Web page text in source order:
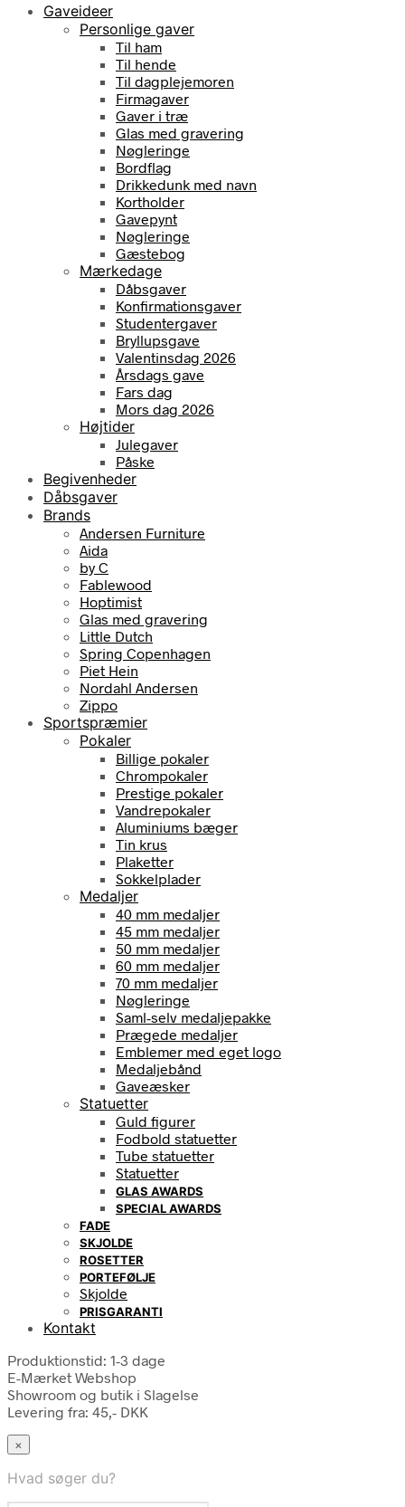
Gaveideer
Personlige gaver
Til ham
Til hende
Til dagplejemoren
Firmagaver
Gaver i træ
Glas med gravering
Nøgleringe
Bordflag
Drikkedunk med navn
Kortholder
Gavepynt
Nøgleringe
Gæstebog
Mærkedage
Dåbsgaver
Konfirmationsgaver
Studentergaver
Bryllupsgave
Valentinsdag 2026
Årsdags gave
Fars dag
Mors dag 2026
Højtider
Julegaver
Påske
Begivenheder
Dåbsgaver
Brands
Andersen Furniture
Aida
by C
Fablewood
Hoptimist
Glas med gravering
Little Dutch
Spring Copenhagen
Piet Hein
Nordahl Andersen
Zippo
Sportspræmier
Pokaler
Billige pokaler
Chrompokaler
Prestige pokaler
Vandrepokaler
Aluminiums bæger
Tin krus
Plaketter
Sokkelplader
Medaljer
40 mm medaljer
45 mm medaljer
50 mm medaljer
60 mm medaljer
70 mm medaljer
Nøgleringe
Saml-selv medaljepakke
Prægede medaljer
Emblemer med eget logo
Medaljebånd
Gaveæsker
Statuetter
Guld figurer
Fodbold statuetter
Tube statuetter
Statuetter
GLAS AWARDS
SPECIAL AWARDS
FADE
SKJOLDE
ROSETTER
PORTEFØLJE
Skjolde
PRISGARANTI
Kontakt
Produktionstid: 1-3 dage
E-Mærket Webshop
Showroom og butik i Slagelse
Levering fra: 45,- DKK
×
Hvad søger du?